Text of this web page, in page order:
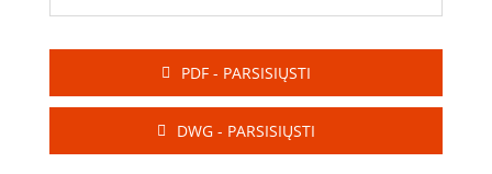
PDF - PARSISIŲSTI
DWG - PARSISIŲSTI